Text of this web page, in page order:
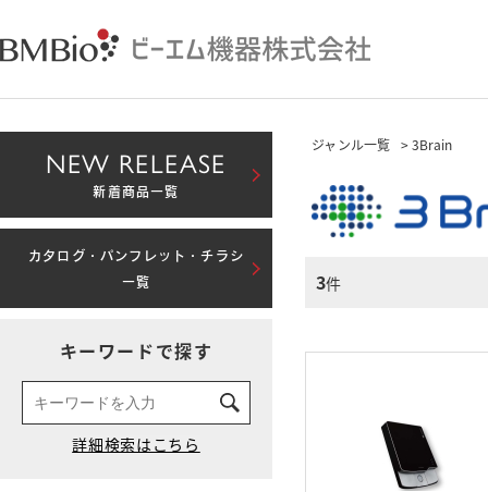
ジャンル一覧 > 3Brain
3件
NEW RELEASE
新着商品一覧
カタログ・パンフレット・チラシ
一覧
キーワードで探す